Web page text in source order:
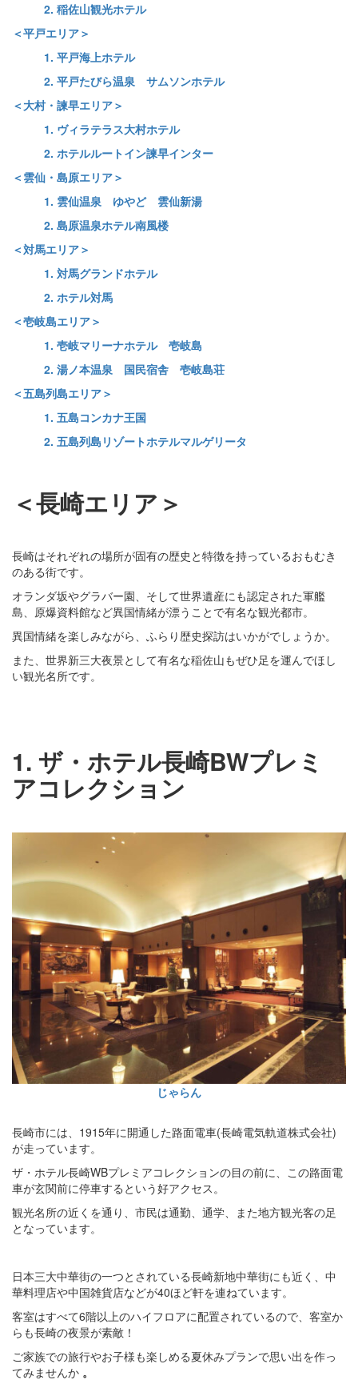
2. 稲佐山観光ホテル
＜平戸エリア＞
1. 平戸海上ホテル
2. 平戸たびら温泉 サムソンホテル
＜大村・諫早エリア＞
1. ヴィラテラス大村ホテル
2. ホテルルートイン諫早インター
＜雲仙・島原エリア＞
1. 雲仙温泉 ゆやど 雲仙新湯
2. 島原温泉ホテル南風楼
＜対馬エリア＞
1. 対馬グランドホテル
2. ホテル対馬
＜壱岐島エリア＞
1. 壱岐マリーナホテル 壱岐島
2. 湯ノ本温泉 国民宿舎 壱岐島荘
＜五島列島エリア＞
1. 五島コンカナ王国
2. 五島列島リゾートホテルマルゲリータ
＜長崎エリア＞
長崎はそれぞれの場所が固有の歴史と特徴を持っているおもむき
のある街です。
オランダ坂やグラバー園、そして世界遺産にも認定された軍艦
島、原爆資料館など異国情緒が漂うことで有名な観光都市。
異国情緒を楽しみながら、ふらり歴史探訪はいかがでしょうか。
また、世界新三大夜景として有名な稲佐山もぜひ足を運んでほし
い観光名所です。
1. ザ・ホテル長崎BWプレミ
アコレクション
じゃらん
長崎市には、1915年に開通した路面電車(長崎電気軌道株式会社)
が走っています。
ザ・ホテル長崎WBプレミアコレクションの目の前に、この路面電
車が玄関前に停車するという好アクセス。
観光名所の近くを通り、市民は通勤、通学、また地方観光客の足
となっています。
日本三大中華街の一つとされている長崎新地中華街にも近く、中
華料理店や中国雑貨店などが40ほど軒を連ねています。
客室はすべて6階以上のハイフロアに配置されているので、客室か
らも長崎の夜景が素敵！
ご家族での旅行やお子様も楽しめる夏休みプランで思い出を作っ
てみませんか 。